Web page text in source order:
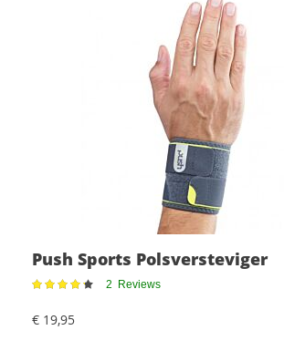
Push Sports Polsversteviger
Waardering:2 Reviews
€ 19,95